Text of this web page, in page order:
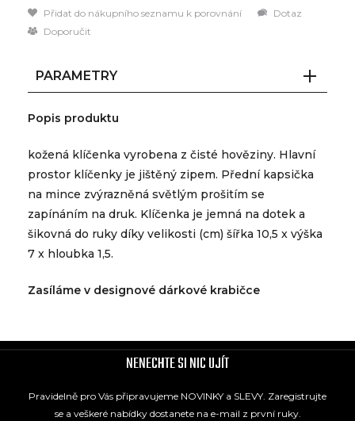
Přidat do nákupního seznamu k porovnání
Dotaz
Doporučit
PARAMETRY
Popis produktu
kožená klíčenka vyrobena z čisté hověziny. Hlavní
prostor klíčenky je jištěný zipem. Přední kapsička
na mince zvýrazněná světlým prošitím se
zapínáním na druk. Klíčenka je jemná na dotek a
šikovná do ruky díky velikosti (cm) šířka 10,5 x výška
7 x hloubka 1,5.
Zasíláme v designové dárkové krabičce
NENECHTE SI NIC UJÍT
Pravidelně pro Vás připravujeme NOVINKY a SLEVY. Zaregistrujte
se a veškeré nabídky dostanete na e-mail z první ruky.